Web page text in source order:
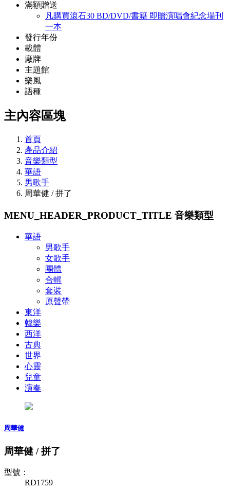
滿額贈送
凡購買滾石30 BD/DVD/書籍 即贈演唱會紀念場刊
一本
發行年份
載體
廠牌
主題館
樂風
語種
主內容區塊
首頁
產品介紹
音樂類型
華語
男歌手
周華健 / 拼了
MENU_HEADER_PRODUCT_TITLE 音樂類型
華語
男歌手
女歌手
團體
合輯
套裝
原聲帶
東洋
韓樂
西洋
古典
世界
心靈
兒童
演奏
周華健
周華健 / 拼了
型號：
RD1759